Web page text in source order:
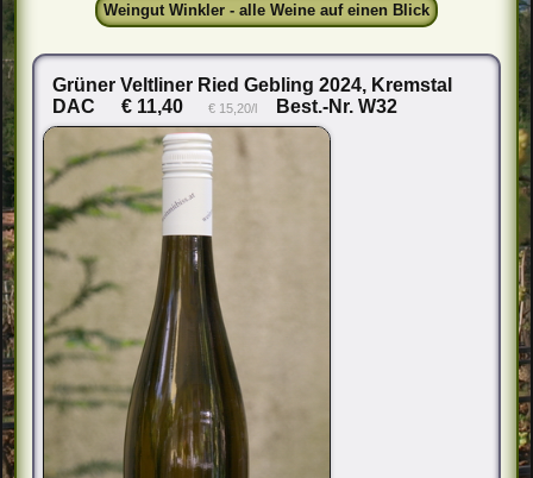
Grüner Veltliner Ried Gebling 2024, Kremstal
DAC
€ 11,40 € 15,20/l Best.-Nr. W32
Weingut Winkler - alle Weine auf einen Blick